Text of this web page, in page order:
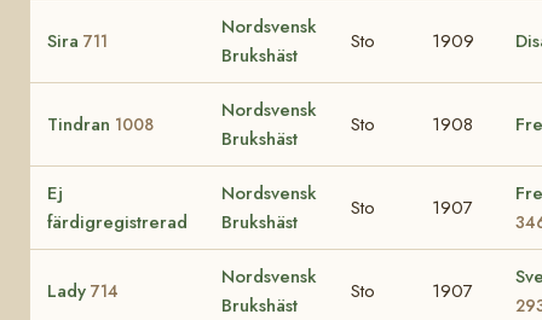
Sira 711
Nordsvensk
Brukshäst
Sto 1909
Tindran 1008
Nordsvensk
Brukshäst
Sto 1908
Ej
färdigregistrerad
Nordsvensk
Brukshäst
Sto 1907
Lady 714
Nordsvensk
Brukshäst
Sto 1907